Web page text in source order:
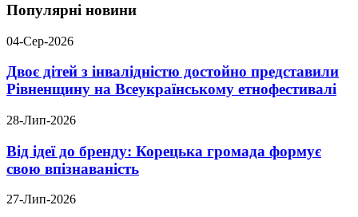
Популярні новини
04-Сер-2026
Двоє дітей з інвалідністю достойно представили
Рівненщину на Всеукраїнському етнофестивалі
28-Лип-2026
Від ідеї до бренду: Корецька громада формує
свою впізнаваність
27-Лип-2026